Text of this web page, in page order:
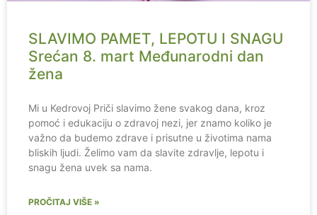
SLAVIMO PAMET, LEPOTU I SNAGU
Srećan 8. mart Međunarodni dan
žena
Mi u Kedrovoj Priči slavimo žene svakog dana, kroz
pomoć i edukaciju o zdravoj nezi, jer znamo koliko je
važno da budemo zdrave i prisutne u životima nama
bliskih ljudi. Želimo vam da slavite zdravlje, lepotu i
snagu žena uvek sa nama.
PROČITAJ VIŠE »